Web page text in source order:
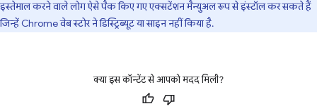
इस्तेमाल करने वाले लोग ऐसे पैक किए गए एक्सटेंशन मैन्युअल रूप से इंस्टॉल कर सकते हैं
जिन्हें Chrome वेब स्टोर ने डिस्ट्रिब्यूट या साइन नहीं किया है.
क्या इस कॉन्टेंट से आपको मदद मिली?